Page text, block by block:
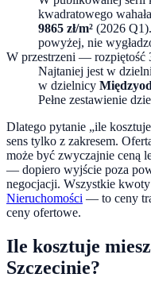
kwadratowego
9865 zł/m² (2026 Q1
powyżej, nie
W przestrzeni — rozpiętość
Najtaniej jest w
w dzielnicy
Pełne zestawienie
Dlatego pytanie „ile
sens tylko z zakresem.
może być zwyczajnie ceną
— dopiero wyjście poza
negocjacji. Wszystkie
Nieruchomości — to ceny
ceny ofertowe.
Ile kosztuje
Szczecinie?